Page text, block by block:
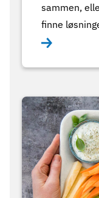
sammen,
finne